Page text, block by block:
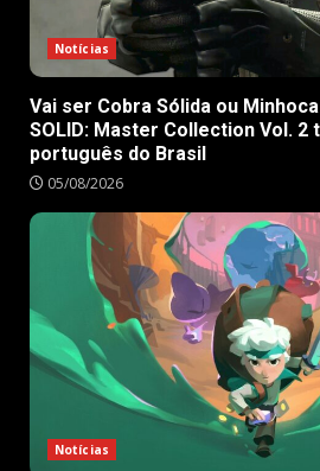
Notícias
Vai ser Cobra Sólida ou Minhoca
SOLID: Master Collection Vol. 2
português do Brasil
05/08/2026
Notícias